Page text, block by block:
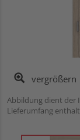
vergrößern
Abbildung dient der
Lieferumfang